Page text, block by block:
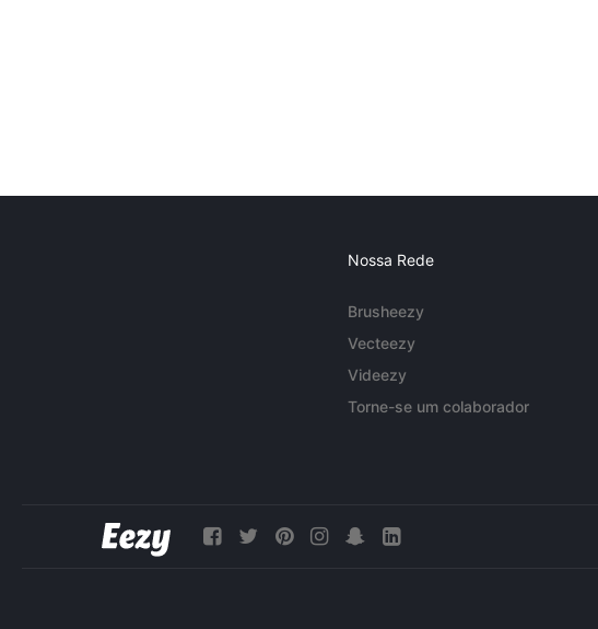
Nossa Rede
Brusheezy
Vecteezy
Videezy
Torne-se um colaborador